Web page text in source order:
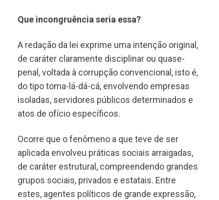
Que incongruência seria essa?
A redação da lei exprime uma intenção original,
de caráter claramente disciplinar ou quase-
penal, voltada à corrupção convencional, isto é,
do tipo toma-lá-dá-cá, envolvendo empresas
isoladas, servidores públicos determinados e
atos de ofício específicos.
Ocorre que o fenômeno a que teve de ser
aplicada envolveu práticas sociais arraigadas,
de caráter estrutural, compreendendo grandes
grupos sociais, privados e estatais. Entre
estes, agentes políticos de grande expressão,